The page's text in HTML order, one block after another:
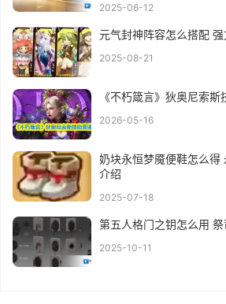
2025-06-12
元气封神阵容怎么搭配
2025-08-21
《不朽箴言》狄奥尼索斯
2026-05-16
奶块永恒梦魇便鞋怎么得
介绍
2025-07-18
第五人格门之钥怎么用
2025-10-11